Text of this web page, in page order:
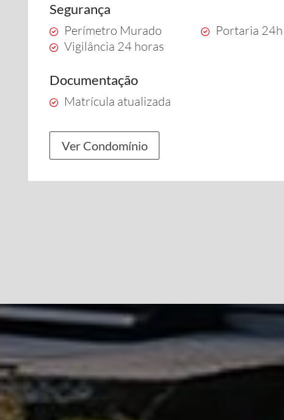
Segurança
Perímetro Murado Portaria 24h
Vigilância 24 horas
Documentação
Matrícula atualizada
Ver Condomínio